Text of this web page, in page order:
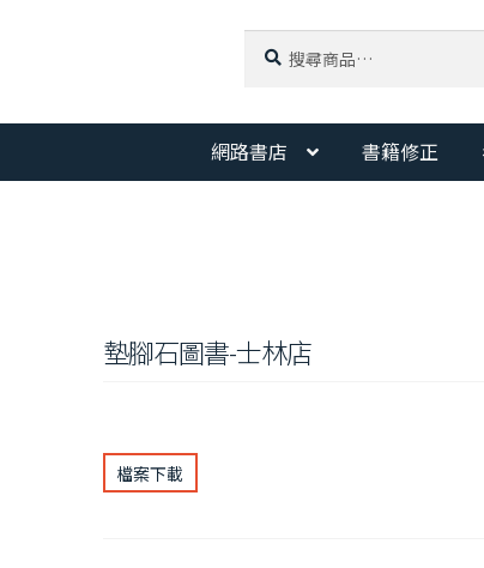
鍵
字:
網路書店 書籍修正
墊腳石圖書-士林店
檔案下載